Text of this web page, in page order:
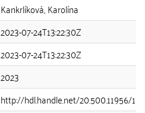
Kankrlíková, Karolína
2023-07-24T13:22:30Z
2023-07-24T13:22:30Z
2023
http://hdl.handle.net/20.500.11956/